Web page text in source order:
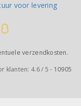
verzendkosten.
klanten: 4.6/ 5 - 10905